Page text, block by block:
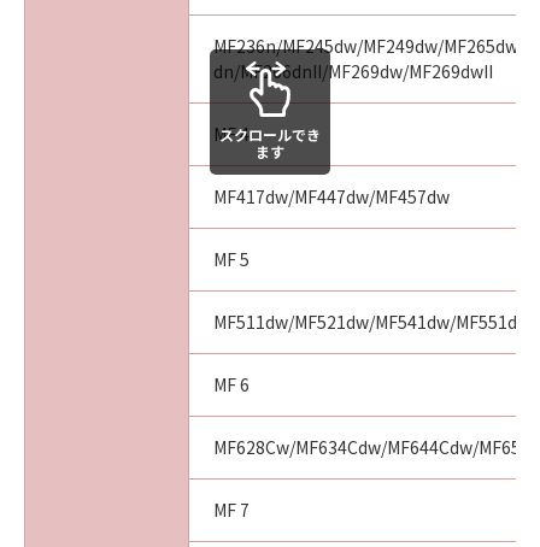
MF236n/MF245dw/MF249dw/MF265dw/
dn/MF266dnII/MF269dw/MF269dwII
MF 4
MF417dw/MF447dw/MF457dw
MF 5
MF511dw/MF521dw/MF541dw/MF551dw
MF 6
MF628Cw/MF634Cdw/MF644Cdw/
MF 7
スクロールでき
ます